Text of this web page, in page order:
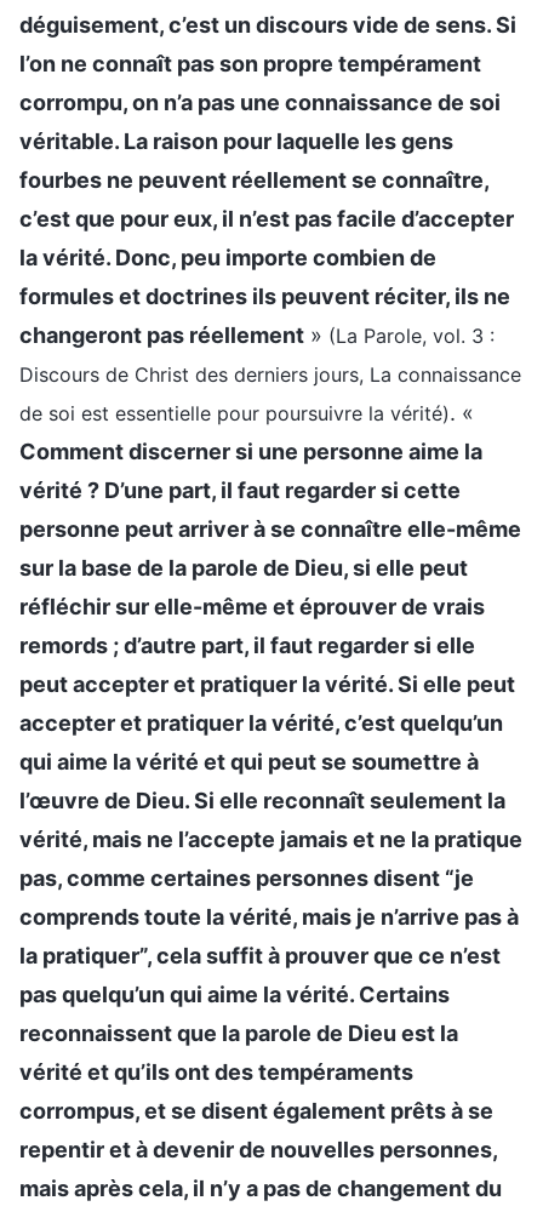
déguisement, c’est un discours vide de sens. Si
l’on ne connaît pas son propre tempérament
corrompu, on n’a pas une connaissance de soi
véritable. La raison pour laquelle les gens
fourbes ne peuvent réellement se connaître,
c’est que pour eux, il n’est pas facile d’accepter
la vérité. Donc, peu importe combien de
formules et doctrines ils peuvent réciter, ils ne
changeront pas réellement » (La Parole, vol. 3 :
Discours de Christ des derniers jours, La connaissance
de soi est essentielle pour poursuivre la vérité). «
Comment discerner si une personne aime la
vérité ? D’une part, il faut regarder si cette
personne peut arriver à se connaître elle-même
sur la base de la parole de Dieu, si elle peut
réfléchir sur elle-même et éprouver de vrais
remords ; d’autre part, il faut regarder si elle
peut accepter et pratiquer la vérité. Si elle peut
accepter et pratiquer la vérité, c’est quelqu’un
qui aime la vérité et qui peut se soumettre à
l’œuvre de Dieu. Si elle reconnaît seulement la
vérité, mais ne l’accepte jamais et ne la pratique
pas, comme certaines personnes disent “je
comprends toute la vérité, mais je n’arrive pas à
la pratiquer”, cela suffit à prouver que ce n’est
pas quelqu’un qui aime la vérité. Certains
reconnaissent que la parole de Dieu est la
vérité et qu’ils ont des tempéraments
corrompus, et se disent également prêts à se
repentir et à devenir de nouvelles personnes,
mais après cela, il n’y a pas de changement du